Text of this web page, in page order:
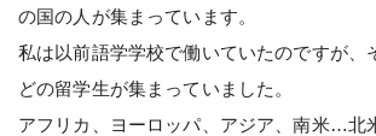
の国の人が集まっています。
私は以前語学学校で働いていたのですが、
どの留学生が集まっていました。
アフリカ、ヨーロッパ、アジア、南米…北